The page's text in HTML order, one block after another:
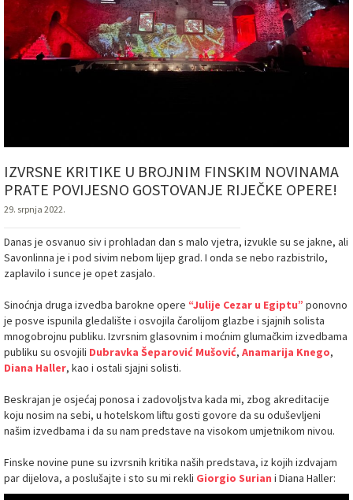
IZVRSNE KRITIKE U BROJNIM FINSKIM NOVINAMA
PRATE POVIJESNO GOSTOVANJE RIJEČKE OPERE!
29. srpnja 2022.
Danas je osvanuo siv i prohladan dan s malo vjetra, izvukle su se jakne, ali
Savonlinna je i pod sivim nebom lijep grad. I onda se nebo razbistrilo,
zaplavilo i sunce je opet zasjalo.
Sinoćnja druga izvedba barokne opere “Julije Cezar u Egiptu” ponovno
je posve ispunila gledalište i osvojila čarolijom glazbe i sjajnih solista
mnogobrojnu publiku. Izvrsnim glasovnim i moćnim glumačkim izvedbama
publiku su osvojili Dubravka Šeparović Mušović, Anamarija Knego,
Diana Haller, kao i ostali sjajni solisti.
Beskrajan je osjećaj ponosa i zadovoljstva kada mi, zbog akreditacije
koju nosim na sebi, u hotelskom liftu gosti govore da su oduševljeni
našim izvedbama i da su nam predstave na visokom umjetnikom nivou.
Finske novine pune su izvrsnih kritika naših predstava, iz kojih izdvajam
par dijelova, a poslušajte i sto su mi rekli Giorgio Surian i Diana Haller: